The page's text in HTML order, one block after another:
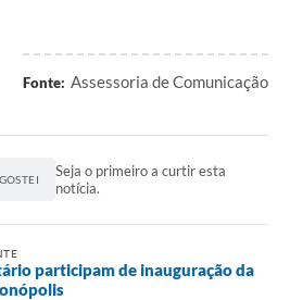
Fonte: Assessoria de Comunicação
Seja o primeiro a curtir esta
notícia.
participam de inauguração da